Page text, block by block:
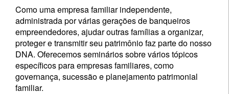
Como uma empresa familiar independente,
administrada por várias gerações de banqueiros
empreendedores, ajudar outras famílias a organizar,
proteger e transmitir seu patrimônio faz parte do nosso
DNA. Oferecemos seminários sobre vários tópicos
específicos para empresas familiares, como
governança, sucessão e planejamento patrimonial
familiar.